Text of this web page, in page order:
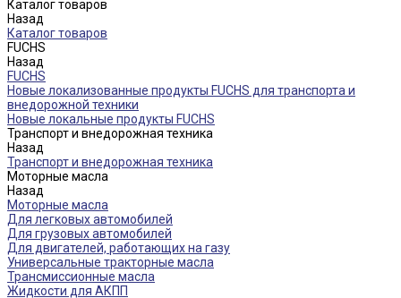
Каталог товаров
Назад
Каталог товаров
FUCHS
Назад
FUCHS
Новые локализованные продукты FUCHS для транспорта и
внедорожной техники
Новые локальные продукты FUCHS
Транспорт и внедорожная техника
Назад
Транспорт и внедорожная техника
Моторные масла
Назад
Моторные масла
Для легковых автомобилей
Для грузовых автомобилей
Для двигателей, работающих на газу
Универсальные тракторные масла
Трансмиссионные масла
Жидкости для АКПП